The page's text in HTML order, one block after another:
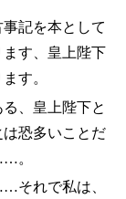
記を本として
す、皇上陛下
す。
、皇上陛下と
恐多いことだ
。
れで私は、